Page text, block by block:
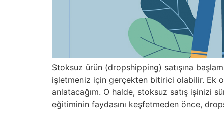
Stoksuz ürün (dropshipping) satışına
işletmeniz için gerçekten bitirici olabilir. Ek
anlatacağım. O halde, stoksuz satış işinizi
eğitiminin faydasını keşfetmeden önce,